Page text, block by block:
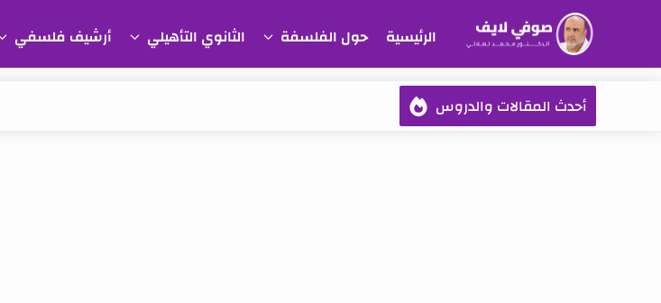
الرئيسية حول الفلسفة الثانوي التأهيلي أرشيف فلسفي
أحدث المقالات والدروس